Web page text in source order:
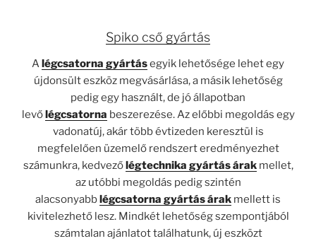
Spiko cső gyártás
Alégcsatorna gyártásegyik lehetősége lehet egy
újdonsült eszköz megvásárlása, a másik lehetőség
pedig egy használt, de jó állapotban
levőlégcsatorna beszerezése. Az előbbi megoldás egy
vadonatúj, akár több évtizeden keresztül is
megfelelően üzemelő rendszert eredményezhet
számunkra, kedvezőlégtechnika gyártás árakmellet,
az utóbbi megoldás pedig szintén
alacsonyabblégcsatorna gyártás árak mellett is
kivitelezhető lesz. Mindkét lehetőség szempontjából
számtalan ajánlatot találhatunk, új eszközt